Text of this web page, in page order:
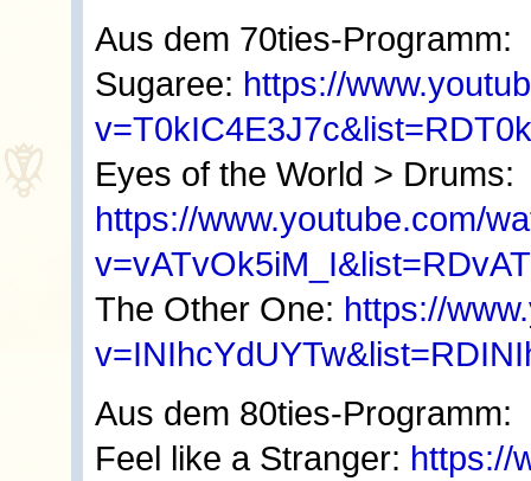
Aus dem 70ties-Programm:
Sugaree: https://
Eyes of the World > Drums:
https://www.youtube.com/
The Other One: https://
Aus dem 80ties-Programm:
Feel like a Stranger: https://